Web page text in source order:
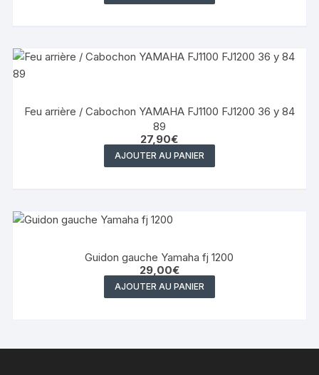
Feu arrière / Cabochon YAMAHA FJ1100 FJ1200 36 y 84
89
27,90€
AJOUTER AU PANIER
Guidon gauche Yamaha fj 1200
29,00€
AJOUTER AU PANIER